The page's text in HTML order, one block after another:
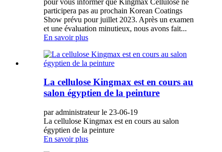
participera pas au prochain Korean Coatings
Show prévu pour juillet 2023. Après un examen
et une évaluation minutieux, nous avons fait...
En savoir plus
La cellulose Kingmax est en cours au
salon égyptien de la peinture
par administrateur le 23-06-19
La cellulose Kingmax est en cours au salon
égyptien de la peinture
En savoir plus